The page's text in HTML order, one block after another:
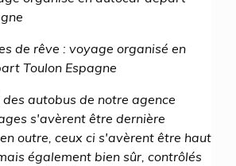
de rêve : voyage organisé en
Toulon Espagne
autobus de notre agence
s'avèrent être dernière
outre, ceux ci s'avèrent être haut
également bien sûr, contrôlés